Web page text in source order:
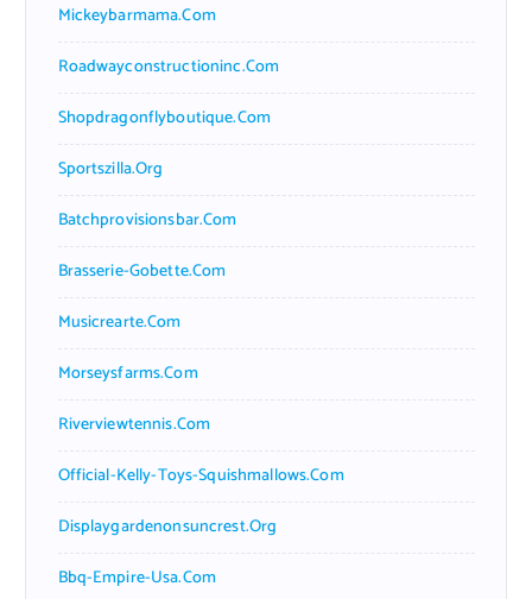
Mickeybarmama.com
Roadwayconstructioninc.com
Shopdragonflyboutique.com
Sportszilla.org
Batchprovisionsbar.com
Brasserie-Gobette.com
Musicrearte.com
Morseysfarms.com
Riverviewtennis.com
Official-Kelly-Toys-Squishmallows.com
Displaygardenonsuncrest.org
Bbq-Empire-Usa.com